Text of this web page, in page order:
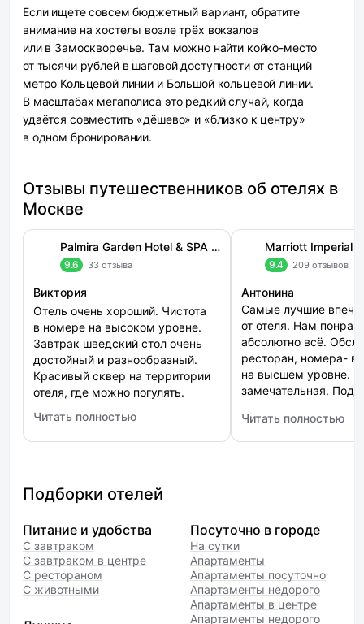
Если ищете совсем бюджетный вариант, обратите
внимание на хостелы возле трёх вокзалов
или в Замоскворечье. Там можно найти койко-место
от тысячи рублей в шаговой доступности от станций
метро Кольцевой линии и Большой кольцевой линии.
В масштабах мегаполиса это редкий случай, когда
удаётся совместить «дёшево» и «близко к центру»
в одном бронировании.
Отзывы путешественников об отелях в
Москве
Palmira Garden Hotel & SPA (Пальмира Гарден)
9.6 33 отзыва
Виктория
Отель очень хороший. Чистота
в номере на высоком уровне.
Завтрак шведский стол очень
достойный и разнообразный.
Красивый сквер на территории
отеля, где можно погулять.
Читать полностью
: Palmira Garden Hotel & SPA (Пальмира Гарден)
9.4 209 отзывов
Антонина
Самые лучшие
от отеля. Нам
абсолютно всё.
ресторан, номера-
на высшем уровне.
замечательная.
Читать полностью
: Marriott Imperial
Подборки отелей
Питание и удобства
С завтраком
С завтраком в центре
С рестораном
С животными
Посуточно в городе
На сутки
Апартаменты
Апартаменты посуточно
Апартаменты недорого
Апартаменты в центре
Апартаменты недорого